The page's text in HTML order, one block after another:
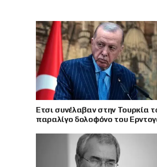
Έτσι συνέλαβαν στην Τουρκία
παραλίγο δολοφόνο του